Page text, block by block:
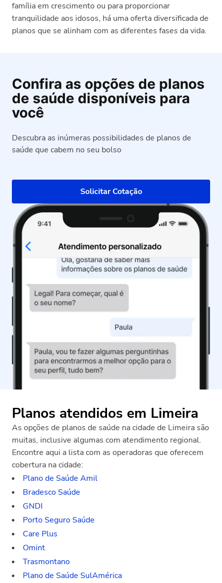
família em crescimento ou para proporcionar
tranquilidade aos idosos, há uma oferta diversificada de
planos que se alinham com as diferentes fases da vida.
Confira as opções de planos
de saúde disponíveis para
você
Descubra as inúmeras possibilidades de planos de
saúde que cabem no seu bolso
Solicitar Cotação
Planos atendidos em Limeira
As opções de planos de saúde na cidade de Limeira são
muitas, inclusive algumas com atendimento regional.
Encontre aqui a lista com as operadoras que oferecem
cobertura na cidade:
Plano de Saúde Amil
Bradesco Saúde
GNDI
Porto Seguro Saúde
Care Plus
Omint
Trasmontano
Plano de Saúde SulAmérica